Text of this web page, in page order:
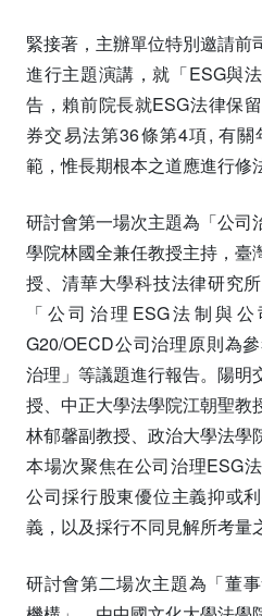
緊接著，主辦單位特別邀請前
進行主題演講，就「ESG與
告，賴前院長就ESG法律保
券交易法第36條第4項, 有
範，惟長期根本之道應進行修
研討會第一場次主題為「公司
學院林國全兼任教授主持，臺
授、清華大學科技法律研究
「公司治理ESG法制與
G20/OECD公司治理原則為
治理」等議題進行報告。陽明
授、中正大學法學院江朝聖教
林郁馨副教授、政治大學法學
本場次聚焦在公司治理ESG
公司採行股東優位主義抑或
義，以及採行不同見解所考量
研討會第二場次主題為「董